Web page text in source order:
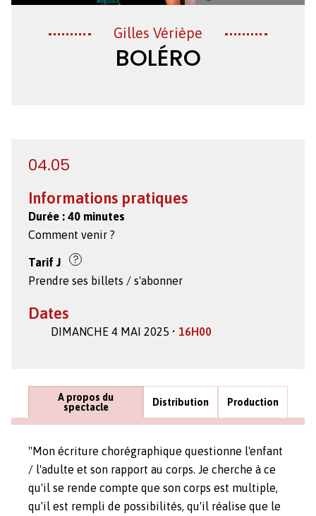
Création
Gilles Vérièpe
BOLÉRO
04.05
Informations pratiques
Durée : 40 minutes
Comment venir ?
Tarif J
Prendre ses billets / s'abonner
Dates
DIMANCHE 4 MAI 2025 • 16H00
A propos du
spectacle
Distribution Production
"Mon écriture chorégraphique questionne l'enfant
/ l'adulte et son rapport au corps. Je cherche à ce
qu'il se rende compte que son corps est multiple,
qu'il est rempli de possibilités, qu'il réalise que le